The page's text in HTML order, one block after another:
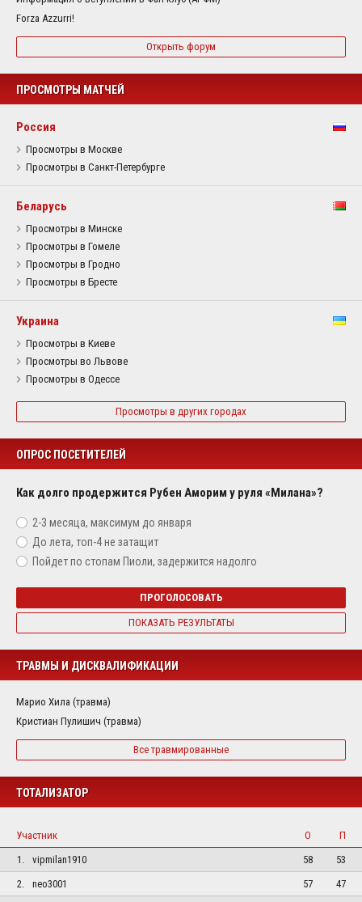
Forza Azzurri!
Открыть форум
ПРОСМОТРЫ МАТЧЕЙ
Россия
Просмотры в Москве
Просмотры в Санкт-Петербурге
Беларусь
Просмотры в Минске
Просмотры в Гомеле
Просмотры в Гродно
Просмотры в Бресте
Украина
Просмотры в Киеве
Просмотры во Львове
Просмотры в Одессе
Просмотры в других городах
ОПРОС ПОСЕТИТЕЛЕЙ
Как долго продержится Рубен Аморим у руля «Милана»?
2-3 месяца, максимум до января
До лета, топ-4 не затащит
Пойдет по стопам Пиоли, задержится надолго
ПРОГОЛОСОВАТЬ
ПОКАЗАТЬ РЕЗУЛЬТАТЫ
ТРАВМЫ И ДИСКВАЛИФИКАЦИИ
Марио Хила (травма)
Кристиан Пулишич (травма)
Все травмированные
ТОТАЛИЗАТОР
Участник О
П
1.
vipmilan1910 58
53
2.
neo3001 57
47